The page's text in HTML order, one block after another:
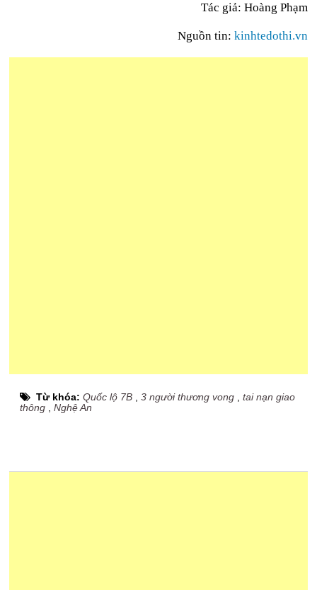
Tác giả: Hoàng Phạm
Nguồn tin: kinhtedothi.vn
Từ khóa:Quốc lộ 7B ,3 người thương vong ,tai nạn giao
thông ,Nghệ An